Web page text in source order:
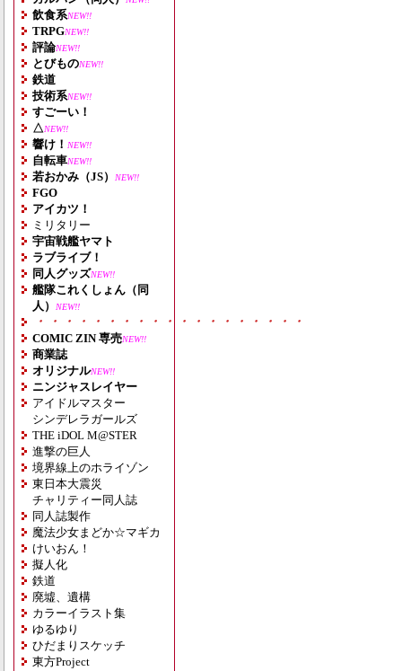
飲食系NEW!!
TRPGNEW!!
評論NEW!!
とびものNEW!!
鉄道
技術系NEW!!
すごーい！
△NEW!!
響け！ NEW!!
自転車NEW!!
若おかみ（JS） NEW!!
FGO
アイカツ！
ミリタリー
宇宙戦艦ヤマト
ラブライブ！
同人グッズNEW!!
艦隊これくしょん（同
人）
NEW!!
・・・・・・・・・・・・・・・・・・・
COMIC ZIN 専売NEW!!
商業誌
オリジナルNEW!!
ニンジャスレイヤー
アイドルマスター
シンデレラガールズ
THE iDOL M@STER
進撃の巨人
境界線上のホライゾン
東日本大震災
チャリティー同人誌
同人誌製作
魔法少女まどか☆マギカ
けいおん！
擬人化
鉄道
廃墟、遺構
カラーイラスト集
ゆるゆり
ひだまりスケッチ
東方Project